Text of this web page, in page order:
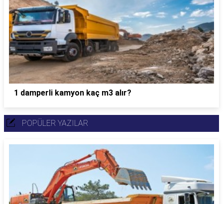
1 damperli kamyon kaç m3 alır?
POPÜLER YAZILAR